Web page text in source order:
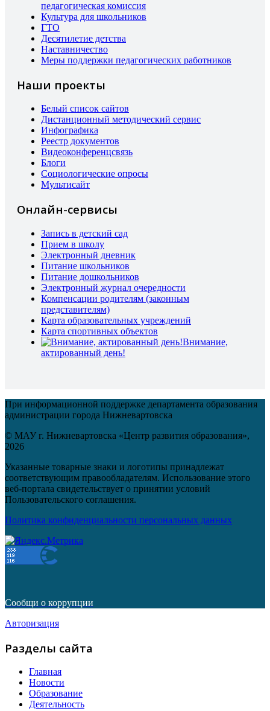
педагогическая комиссия
Культура для школьников
ГТО
Десятилетие детства
Наставничество
Меры поддержки педагогических работников
Наши проекты
Белый список сайтов
Дистанционный методический сервис
Инфографика
Реестр документов
Видеоконференцсвязь
Блоги
Социологические опросы
Мультисайт
Онлайн-сервисы
Запись в детский сад
Прием в школу
Электронный дневник
Питание школьников
Питание дошкольников
Электронный журнал очередности
Компенсации родителям (законным
представителям)
Карта образовательных учреждений
Карта спортивных объектов
Внимание,
актированный день!
При информационной поддержке департамента образования
администрации города Нижневартовска
© МАУ г. Нижневартовска «Центр развития образования»,
2026
Указанные товарные знаки и логотипы принадлежат
соответствующим правообладателям. Использование этого
веб-портала свидетельствует о принятии условий
Пользовательского соглашения.
Политика конфиденциальности персональных данных
Сообщи о коррупции
Авторизация
Разделы сайта
Главная
Новости
Образование
Деятельность